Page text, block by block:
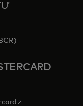
opens in a new tab